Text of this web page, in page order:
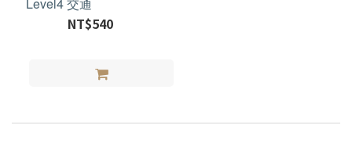
NT$540